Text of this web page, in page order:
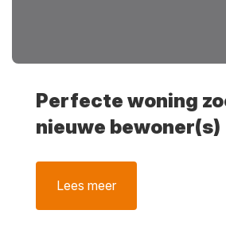
Perfecte woning
nieuwe bewoner(s)
Lees meer